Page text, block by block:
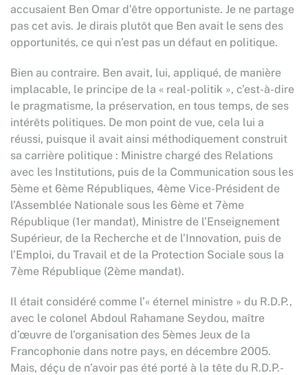
accusaient Ben Omar d’être opportuniste. Je ne partage
pas cet avis. Je dirais plutôt que Ben avait le sens des
opportunités, ce qui n’est pas un défaut en politique.
Bien au contraire. Ben avait, lui, appliqué, de manière
implacable, le principe de la « real-politik », c’est-à-dire
le pragmatisme, la préservation, en tous temps, de ses
intérêts politiques. De mon point de vue, cela lui a
réussi, puisque il avait ainsi méthodiquement construit
sa carrière politique : Ministre chargé des Relations
avec les Institutions, puis de la Communication sous les
5ème et 6ème Républiques, 4ème Vice-Président de
l’Assemblée Nationale sous les 6ème et 7ème
République (1er mandat), Ministre de l’Enseignement
Supérieur, de la Recherche et de l’Innovation, puis de
l’Emploi, du Travail et de la Protection Sociale sous la
7ème République (2ème mandat).
Il était considéré comme l’« éternel ministre » du R.D.P.,
avec le colonel Abdoul Rahamane Seydou, maître
d’œuvre de l’organisation des 5èmes Jeux de la
Francophonie dans notre pays, en décembre 2005.
Mais, déçu de n’avoir pas été porté à la tête du R.D.P.-